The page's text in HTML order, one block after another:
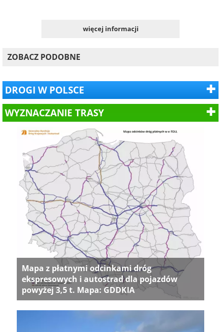
więcej informacji
ZOBACZ PODOBNE
DROGI W POLSCE
WYZNACZANIE TRASY
Mapa z płatnymi odcinkami dróg
ekspresowych i autostrad dla pojazdów
powyżej 3,5 t. Mapa: GDDKIA